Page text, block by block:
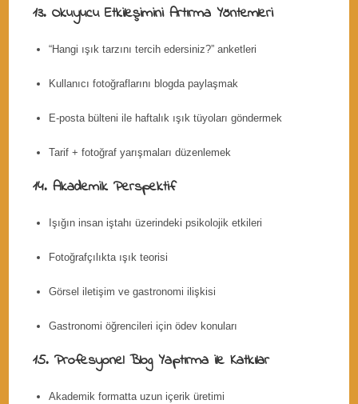
13. Okuyucu Etkileşimini Artırma Yöntemleri
“Hangi ışık tarzını tercih edersiniz?” anketleri
Kullanıcı fotoğraflarını blogda paylaşmak
E-posta bülteni ile haftalık ışık tüyoları göndermek
Tarif + fotoğraf yarışmaları düzenlemek
14. Akademik Perspektif
Işığın insan iştahı üzerindeki psikolojik etkileri
Fotoğrafçılıkta ışık teorisi
Görsel iletişim ve gastronomi ilişkisi
Gastronomi öğrencileri için ödev konuları
15. Profesyonel Blog Yaptırma ile Katkılar
Akademik formatta uzun içerik üretimi